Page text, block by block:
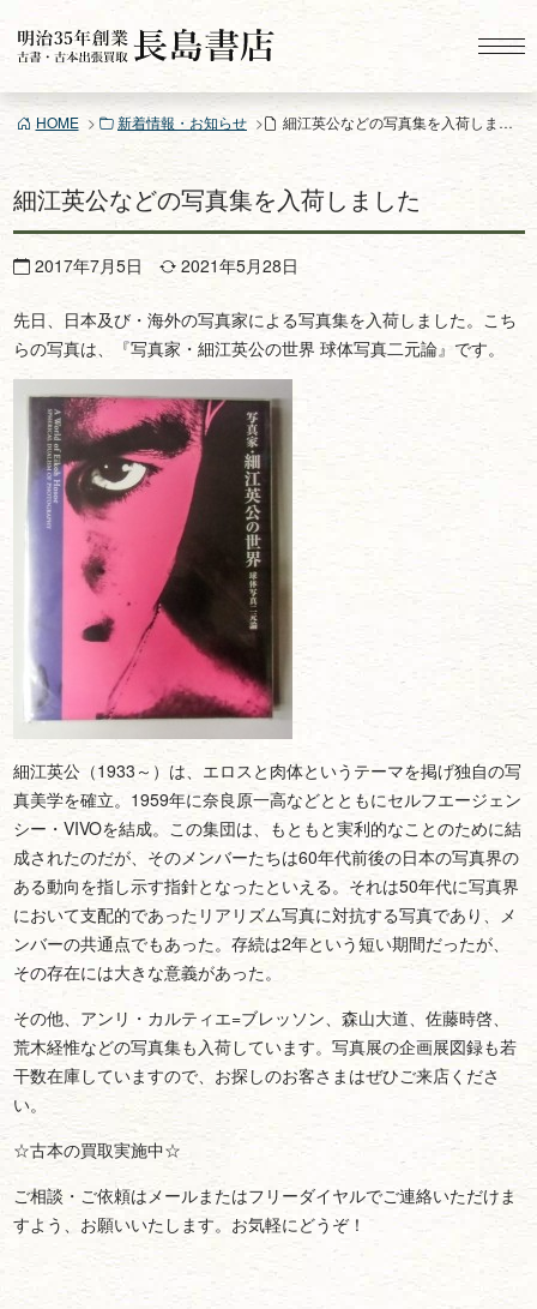
ン
ツ
ス
キ
プ
HOME 新着情報・お知らせ 細江英公などの写真集を入荷しました
細江英公などの写真集を入荷しました
2017年7月5日 2021年5月28日
先日、日本及び・海外の写真家による写真集を入荷しました。こち
らの写真は、『写真家・細江英公の世界 球体写真二元論』です。
細江英公（1933～）は、エロスと肉体というテーマを掲げ独自の写
真美学を確立。1959年に奈良原一高などとともにセルフエージェン
シー・VIVOを結成。この集団は、もともと実利的なことのために結
成されたのだが、そのメンバーたちは60年代前後の日本の写真界の
ある動向を指し示す指針となったといえる。それは50年代に写真界
において支配的であったリアリズム写真に対抗する写真であり、メ
ンバーの共通点でもあった。存続は2年という短い期間だったが、
その存在には大きな意義があった。
その他、アンリ・カルティエ=ブレッソン、森山大道、佐藤時啓、
荒木経惟などの写真集も入荷しています。写真展の企画展図録も若
干数在庫していますので、お探しのお客さまはぜひご来店くださ
い。
☆古本の買取実施中☆
ご相談・ご依頼はメールまたはフリーダイヤルでご連絡いただけま
すよう、お願いいたします。お気軽にどうぞ！